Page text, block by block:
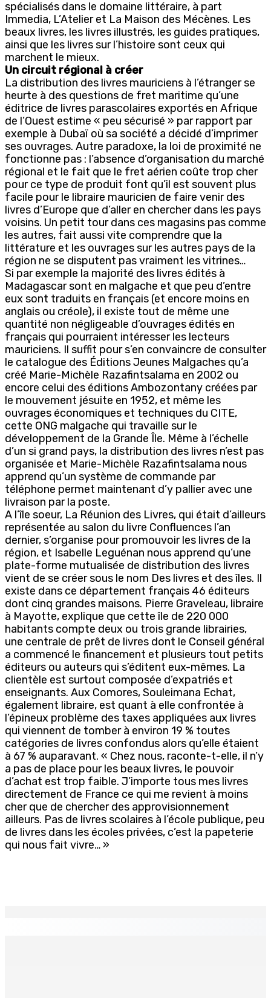
spécialisés dans le domaine littéraire, à part
Immedia, L’Atelier et La Maison des Mécènes. Les
beaux livres, les livres illustrés, les guides pratiques,
ainsi que les livres sur l’histoire sont ceux qui
marchent le mieux.
Un circuit régional à créer
La distribution des livres mauriciens à l’étranger se
heurte à des questions de fret maritime qu’une
éditrice de livres parascolaires exportés en Afrique
de l’Ouest estime « peu sécurisé » par rapport par
exemple à Dubaï où sa société a décidé d’imprimer
ses ouvrages. Autre paradoxe, la loi de proximité ne
fonctionne pas : l’absence d’organisation du marché
régional et le fait que le fret aérien coûte trop cher
pour ce type de produit font qu’il est souvent plus
facile pour le libraire mauricien de faire venir des
livres d’Europe que d’aller en chercher dans les pays
voisins. Un petit tour dans ces magasins pas comme
les autres, fait aussi vite comprendre que la
littérature et les ouvrages sur les autres pays de la
région ne se disputent pas vraiment les vitrines…
Si par exemple la majorité des livres édités à
Madagascar sont en malgache et que peu d’entre
eux sont traduits en français (et encore moins en
anglais ou créole), il existe tout de même une
quantité non négligeable d’ouvrages édités en
français qui pourraient intéresser les lecteurs
mauriciens. Il suffit pour s’en convaincre de consulter
le catalogue des Éditions Jeunes Malgaches qu’a
créé Marie-Michèle Razafintsalama en 2002 ou
encore celui des éditions Ambozontany créées par
le mouvement jésuite en 1952, et même les
ouvrages économiques et techniques du CITE,
cette ONG malgache qui travaille sur le
développement de la Grande Île. Même à l’échelle
d’un si grand pays, la distribution des livres n’est pas
organisée et Marie-Michèle Razafintsalama nous
apprend qu’un système de commande par
téléphone permet maintenant d’y pallier avec une
livraison par la poste.
A l’île soeur, La Réunion des Livres, qui était d’ailleurs
représentée au salon du livre Confluences l’an
dernier, s’organise pour promouvoir les livres de la
région, et Isabelle Leguénan nous apprend qu’une
plate-forme mutualisée de distribution des livres
vient de se créer sous le nom Des livres et des îles. Il
existe dans ce département français 46 éditeurs
dont cinq grandes maisons. Pierre Graveleau, libraire
à Mayotte, explique que cette île de 220 000
habitants compte deux ou trois grande librairies,
une centrale de prêt de livres dont le Conseil général
a commencé le financement et plusieurs tout petits
éditeurs ou auteurs qui s’éditent eux-mêmes. La
clientèle est surtout composée d’expatriés et
enseignants. Aux Comores, Souleimana Echat,
également libraire, est quant à elle confrontée à
l’épineux problème des taxes appliquées aux livres
qui viennent de tomber à environ 19 % toutes
catégories de livres confondus alors qu’elle étaient
à 67 % auparavant. « Chez nous, raconte-t-elle, il n’y
a pas de place pour les beaux livres, le pouvoir
d’achat est trop faible. J’importe tous mes livres
directement de France ce qui me revient à moins
cher que de chercher des approvisionnement
ailleurs. Pas de livres scolaires à l’école publique, peu
de livres dans les écoles privées, c’est la papeterie
qui nous fait vivre… »